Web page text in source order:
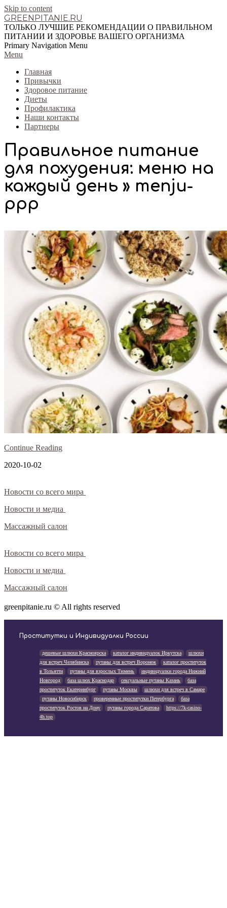
Skip to content
GREENPITANIE.RU
ТОЛЬКО ЛУЧШИЕ РЕКОМЕНДАЦИИ О ПРАВИЛЬНОМ
ПИТАНИИ И ЗДОРОВЬЕ ВАШЕГО ОРГАНИЗМА
Primary Navigation Menu
Menu
Главная
Привычки
Здоровое питание
Диеты
Профилактика
Наши контакты
Партнеры
Правильное питание
для похудения: меню на
каждый день » menju-
ppp
Continue Reading
2020-10-02
Новости со всего мира
Новости и медиа
Массажный салон
Новости со всего мира
Новости и медиа
Массажный салон
greenpitanie.ru © All rights reserved
Проститутки и Индивидуалки России
дешевые шлюхи Красноярска каталог индивидуалок Иркутска
шлюхи
для встреч Челябинска
путаны для встреч Воронеж
каталог проституток
в Тольятти
путаны для взрослых Тюмень
индивидуалки города Нижний
Новгород
база шлюх Краснодар сексуальные путаны Казань
база
проституток Екатеринбург
путаны Москвы
шлюхи для встреч в Самаре
путаны Новосибирск
проверенные проститутки Петербурга
база
проституток Ростов на Дону
путаны города Саратова
https://7k-casino-
4h.top